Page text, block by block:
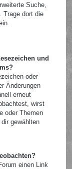
Suche,
Trage dort die
und
oder
Änderungen
erneut
wirst
oder Themen
gewählten
einen Link